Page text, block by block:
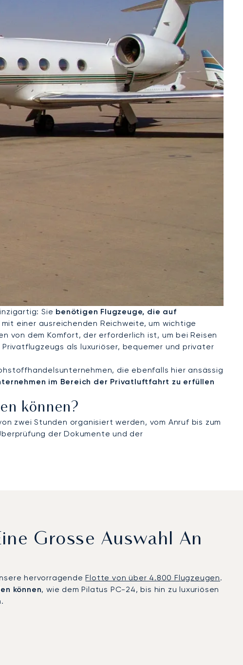
Sie benötigen Flugzeuge, die auf
einer ausreichenden Reichweite, um wichtige
von dem Komfort, der erforderlich ist, um bei Reisen
als luxuriöser, bequemer und privater
die ebenfalls hier ansässig
im Bereich der Privatluftfahrt zu erfüllen
können?
zwei Stunden organisiert werden, vom Anruf bis zum
der Dokumente und der
Grosse Auswahl An
hervorragendeFlotte von über 4.800 Flugzeugen.
können, wie dem Pilatus PC-24, bis hin zu luxuriösen